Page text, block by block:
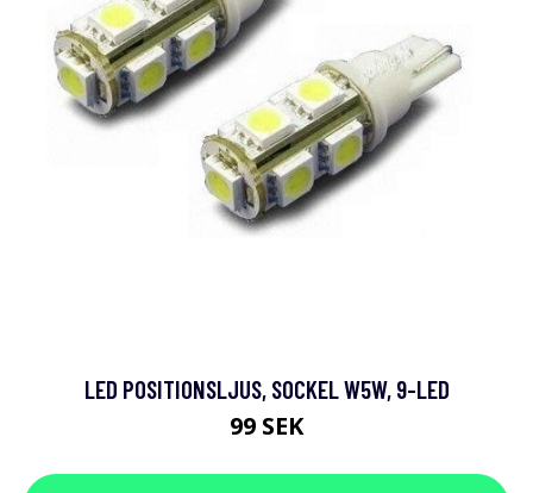
LED POSITIONSLJUS, SOCKEL W5W, 9-LED
99 SEK